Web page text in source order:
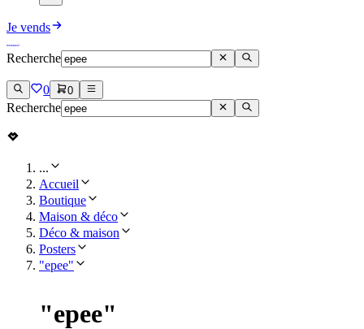
Je vends
Recherche
0 0
Recherche
...
Accueil
Boutique
Maison & déco
Déco & maison
Posters
"epee"
"epee"